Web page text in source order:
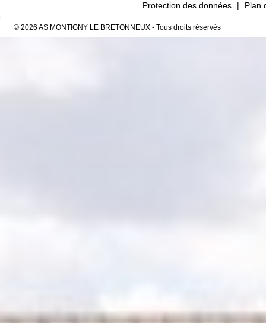
Protection des données Plan
© 2026 AS MONTIGNY LE BRETONNEUX - Tous droits réservés